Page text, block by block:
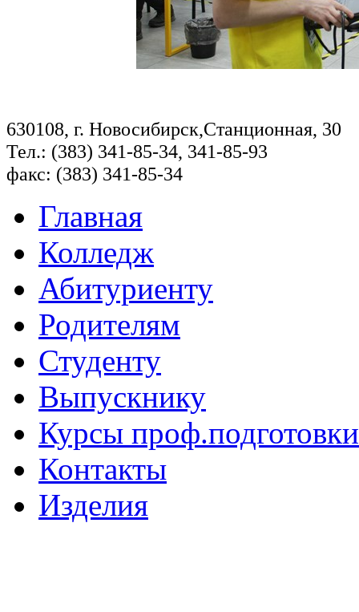
630108, г. Новосибирск,Станционная, 30
Тел.: (383) 341-85-34, 341-85-93
факс: (383) 341-85-34
Главная
Колледж
Абитуриенту
Родителям
Студенту
Выпускнику
Курсы проф.подготовки
Контакты
Изделия